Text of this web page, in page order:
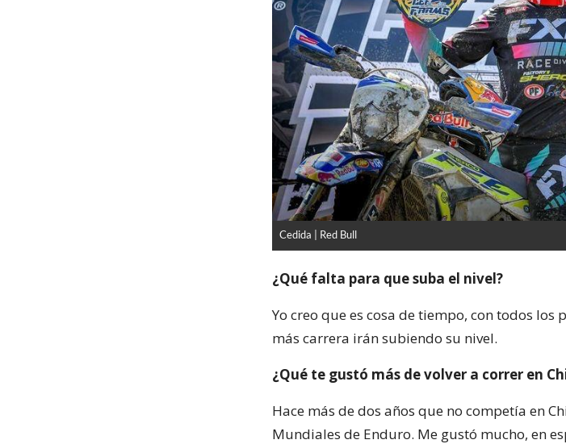
Cedida | Red Bull
¿Qué falta para que suba el nivel?
Yo creo que es cosa de tiempo, con todos los
más carrera irán subiendo su nivel.
¿Qué te gustó más de volver a correr en
Hace más de dos años que no competía en
Mundiales de Enduro. Me gustó mucho, en